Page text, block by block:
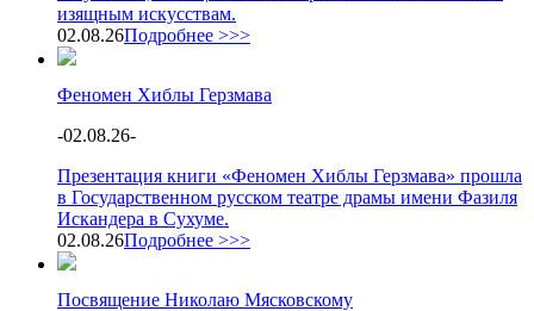
изящным искусствам.
02.08.26Подробнее >>>
Феномен Хиблы Герзмава
-02.08.26-
Презентация книги «Феномен Хиблы Герзмава» прошла
в Государственном русском театре драмы имени Фазиля
Искандера в Сухуме.
02.08.26Подробнее >>>
Посвящение Николаю Мясковскому